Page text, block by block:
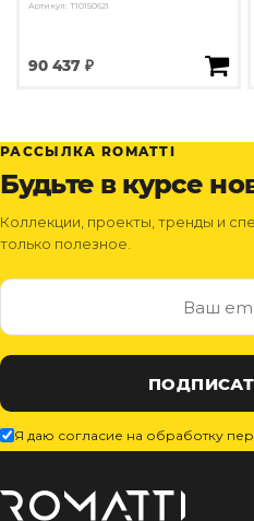
Артикул: T10150621
90 437 ₽
РАССЫЛКА ROMATTI
Будьте в курсе
Коллекции, проекты, тренды и
только полезное.
Я даю согласие на обработку